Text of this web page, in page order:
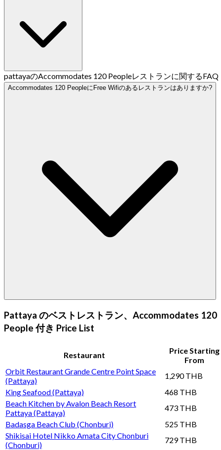
pattayaのAccommodates 120 Peopleレストランに関するFAQ
Accommodates 120 PeopleにFree Wifiのあるレストランはありますか?
Pattaya のベストレストラン、Accommodates 120
People 付き Price List
Restaurant
Price Starting
From
Orbit Restaurant Grande Centre Point Space
(Pattaya)
1,290 THB
King Seafood (Pattaya)
468 THB
Beach Kitchen by Avalon Beach Resort
Pattaya (Pattaya)
473 THB
Badasga Beach Club (Chonburi)
525 THB
Shikisai Hotel Nikko Amata City Chonburi
(Chonburi)
729 THB